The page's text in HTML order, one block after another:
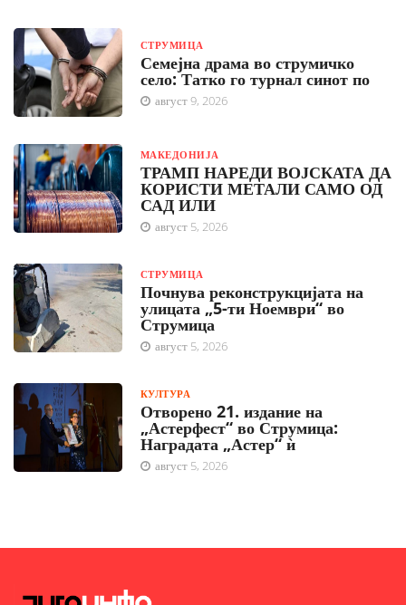
СТРУМИЦА
Семејна драма во струмичко
село: Татко го турнал синот по
август 9, 2026
МАКЕДОНИЈА
ТРАМП НАРЕДИ ВОЈСКАТА ДА
КОРИСТИ МЕТАЛИ САМО ОД
САД ИЛИ
август 5, 2026
СТРУМИЦА
Почнува реконструкцијата на
улицата „5-ти Ноември“ во
Струмица
август 5, 2026
КУЛТУРА
Отворено 21. издание на
„Астерфест“ во Струмица:
Наградата „Астер“ ѝ
август 5, 2026